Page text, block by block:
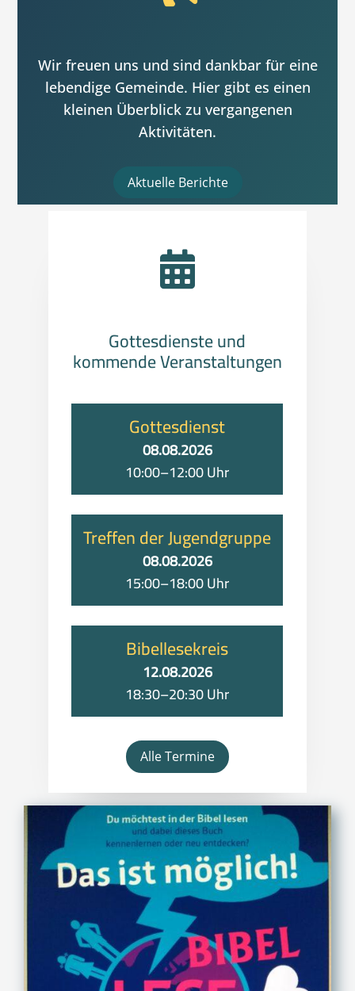
Wir freuen uns und sind dankbar für eine
lebendige Gemeinde. Hier gibt es einen
kleinen Überblick zu vergangenen
Aktivitäten.
Aktuelle Berichte

Gottesdienste und
kommende Veranstaltungen
Gottesdienst
08.08.2026
10:00–12:00 Uhr
Treffen der Jugendgruppe
08.08.2026
15:00–18:00 Uhr
Bibellesekreis
12.08.2026
18:30–20:30 Uhr
Alle Termine